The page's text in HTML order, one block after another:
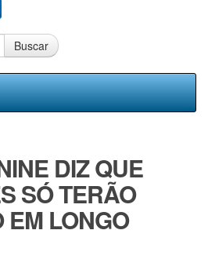
Buscar
DIZ QUE
SÓ TERÃO
EM LONGO